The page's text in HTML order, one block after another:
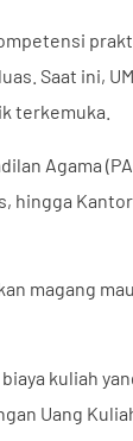
Saat ini,
terkemuka.
Agama
hingga Kantor
magang
kuliah
Uang